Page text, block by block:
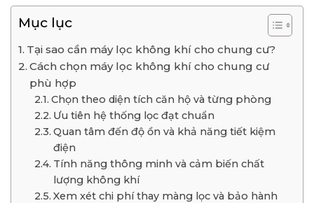
Mục lục
Tại sao cần máy lọc không khí cho chung cư?
Cách chọn máy lọc không khí cho chung cư
phù hợp
Chọn theo diện tích căn hộ và từng phòng
Ưu tiên hệ thống lọc đạt chuẩn
Quan tâm đến độ ồn và khả năng tiết kiệm
điện
Tính năng thông minh và cảm biến chất
lượng không khí
Xem xét chi phí thay màng lọc và bảo hành